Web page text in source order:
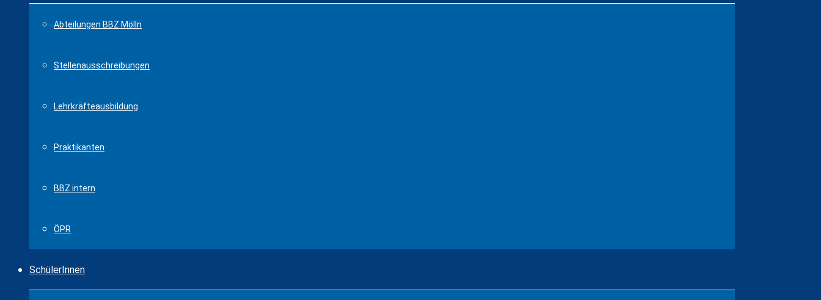
Abteilungen BBZ Mölln
Stellenausschreibungen
Lehrkräfteausbildung
Praktikanten
BBZ intern
ÖPR
SchülerInnen